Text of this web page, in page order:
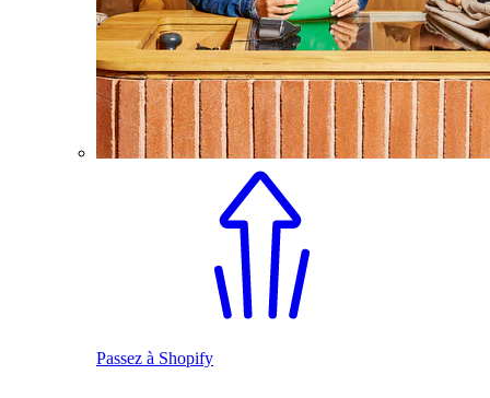
Passez à Shopify